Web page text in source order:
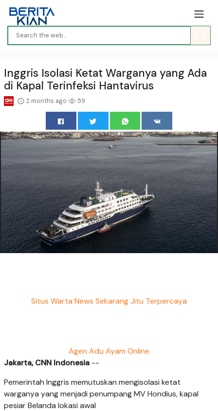
Inggris Isolasi Ketat Warganya yang Ada
di Kapal Terinfeksi Hantavirus
2 months ago 59
Situs Warta News Sekarang Jitu Terpercaya
Agen Adu Ayam Online
Jakarta, CNN Indonesia --
Pemerintah Inggris memutuskan mengisolasi ketat
warganya yang menjadi penumpang MV Hondius, kapal
pesiar Belanda lokasi awal